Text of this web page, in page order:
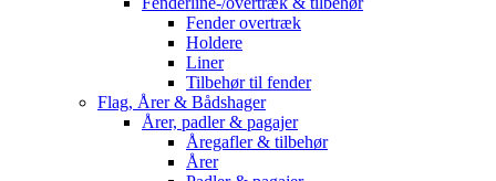
Fender overtræk
Holdere
Liner
Tilbehør til fender
Flag, Årer & Bådshager
Årer, padler & pagajer
Åregafler & tilbehør
Årer